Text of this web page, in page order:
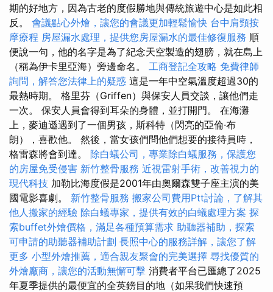
期的好地方，因為古老的度假勝地與傳統旅遊中心是如此相
反。 會議點心外燴，讓您的會議更加輕鬆愉快 台中肩頸按
摩療程 房屋漏水處理，提供您房屋漏水的最佳修復服務 順
便說一句，他的名字是為了紀念天空製造的翅膀，就在島上
（稱為伊卡里亞海）旁邊命名。 工商登記全攻略 免費律師
詢問，解答您法律上的疑惑 這是一年中空氣溫度超過30的
最熱時期。 格里芬（Griffen）與保安人員交談，讓他們走
一次。 保安人員會得到耳朵的身體，並打開門。 在海灘
上，麥迪遜遇到了一個男孩，斯科特（閃亮的亞倫·布
朗），喜歡他。 然後，當女孩們問他們想要的接待員時，
格雷森將會到達。 除白蟻公司，專業除白蟻服務，保護您
的房屋免受侵害 新竹整骨服務 近視雷射手術，改善視力的
現代科技 加勒比海度假是2001年由奧爾森雙子座主演的美
國電影喜劇。 新竹整骨服務 搬家公司費用Ptt討論，了解其
他人搬家的經驗 除白蟻專家，提供有效的白蟻處理方案 探
索buffet外燴價格，滿足各種預算需求 助聽器補助，探索
可申請的助聽器補助計劃 長照中心的服務詳解，讓您了解
更多 小型外燴推薦，適合親友聚會的完美選擇 尋找優質的
外燴廠商，讓您的活動無懈可擊 消費者平台已匯總了2025
年夏季提供的最便宜的全英鎊目的地（如果我們快速預